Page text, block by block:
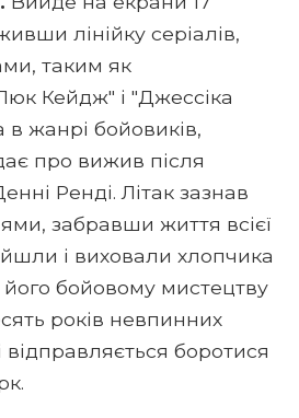
лінійку серіалів,
таким як
Кейдж" і "Джессіка
жанрі бойовиків,
про вижив після
Ренді. Літак зазнав
забравши життя всієї
і виховали хлопчика
бойовому мистецтву
років невпинних
боротися